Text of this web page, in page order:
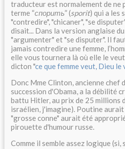
traducteur est normalement de ne
terme “спорить” (sporit) qui a les
"contredire", "chicaner", "se
disait... Dans la version anglaise
"argumenter" et "se disputer". Il
jamais contredire une femme,
elle vous tournera là où elle le
dicton "ce que femme veut, Dieu le
Donc Mme Clinton, ancienne chef
succession d'Obama, a la débilité
battu Hitler, au prix de 25 millions
israélien, j'imagine). Poutine
"grosse conne" aurait été
pirouette d'humour russe.
Comme il semble assez logique